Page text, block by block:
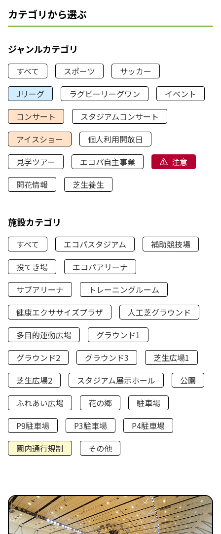
カテゴリから選ぶ
ジャンルカテゴリ
すべて スポーツ
サッカー
Jリーグ
ラグビーリーグワン
イベント
コンサート
スタジアムコンサート
アイスショー
個人利用開放日
見学ツアー
エコパ自主事業
注意
開花情報
芝生養生
施設カテゴリ
すべて エコパスタジアム
補助競技場
投てき場
エコパアリーナ
サブアリーナ
トレーニングルーム
健康エクササイズプラザ
人工芝グラウンド
多目的運動広場
グラウンド1
グラウンド2
グラウンド3
芝生広場1
芝生広場2
スタジアム展示ホール
公園
ふれあい広場
花の郷
駐車場
P9駐車場
P3駐車場
P4駐車場
園内通行規制
その他